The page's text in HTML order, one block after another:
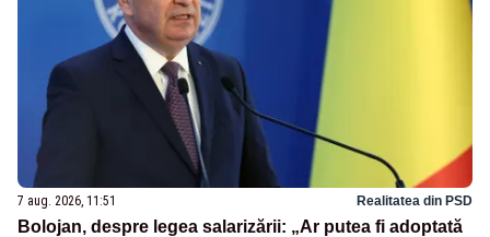
7 aug. 2026, 11:51 Realitatea din PSD
Bolojan, despre legea salarizării: „Ar putea fi adoptată